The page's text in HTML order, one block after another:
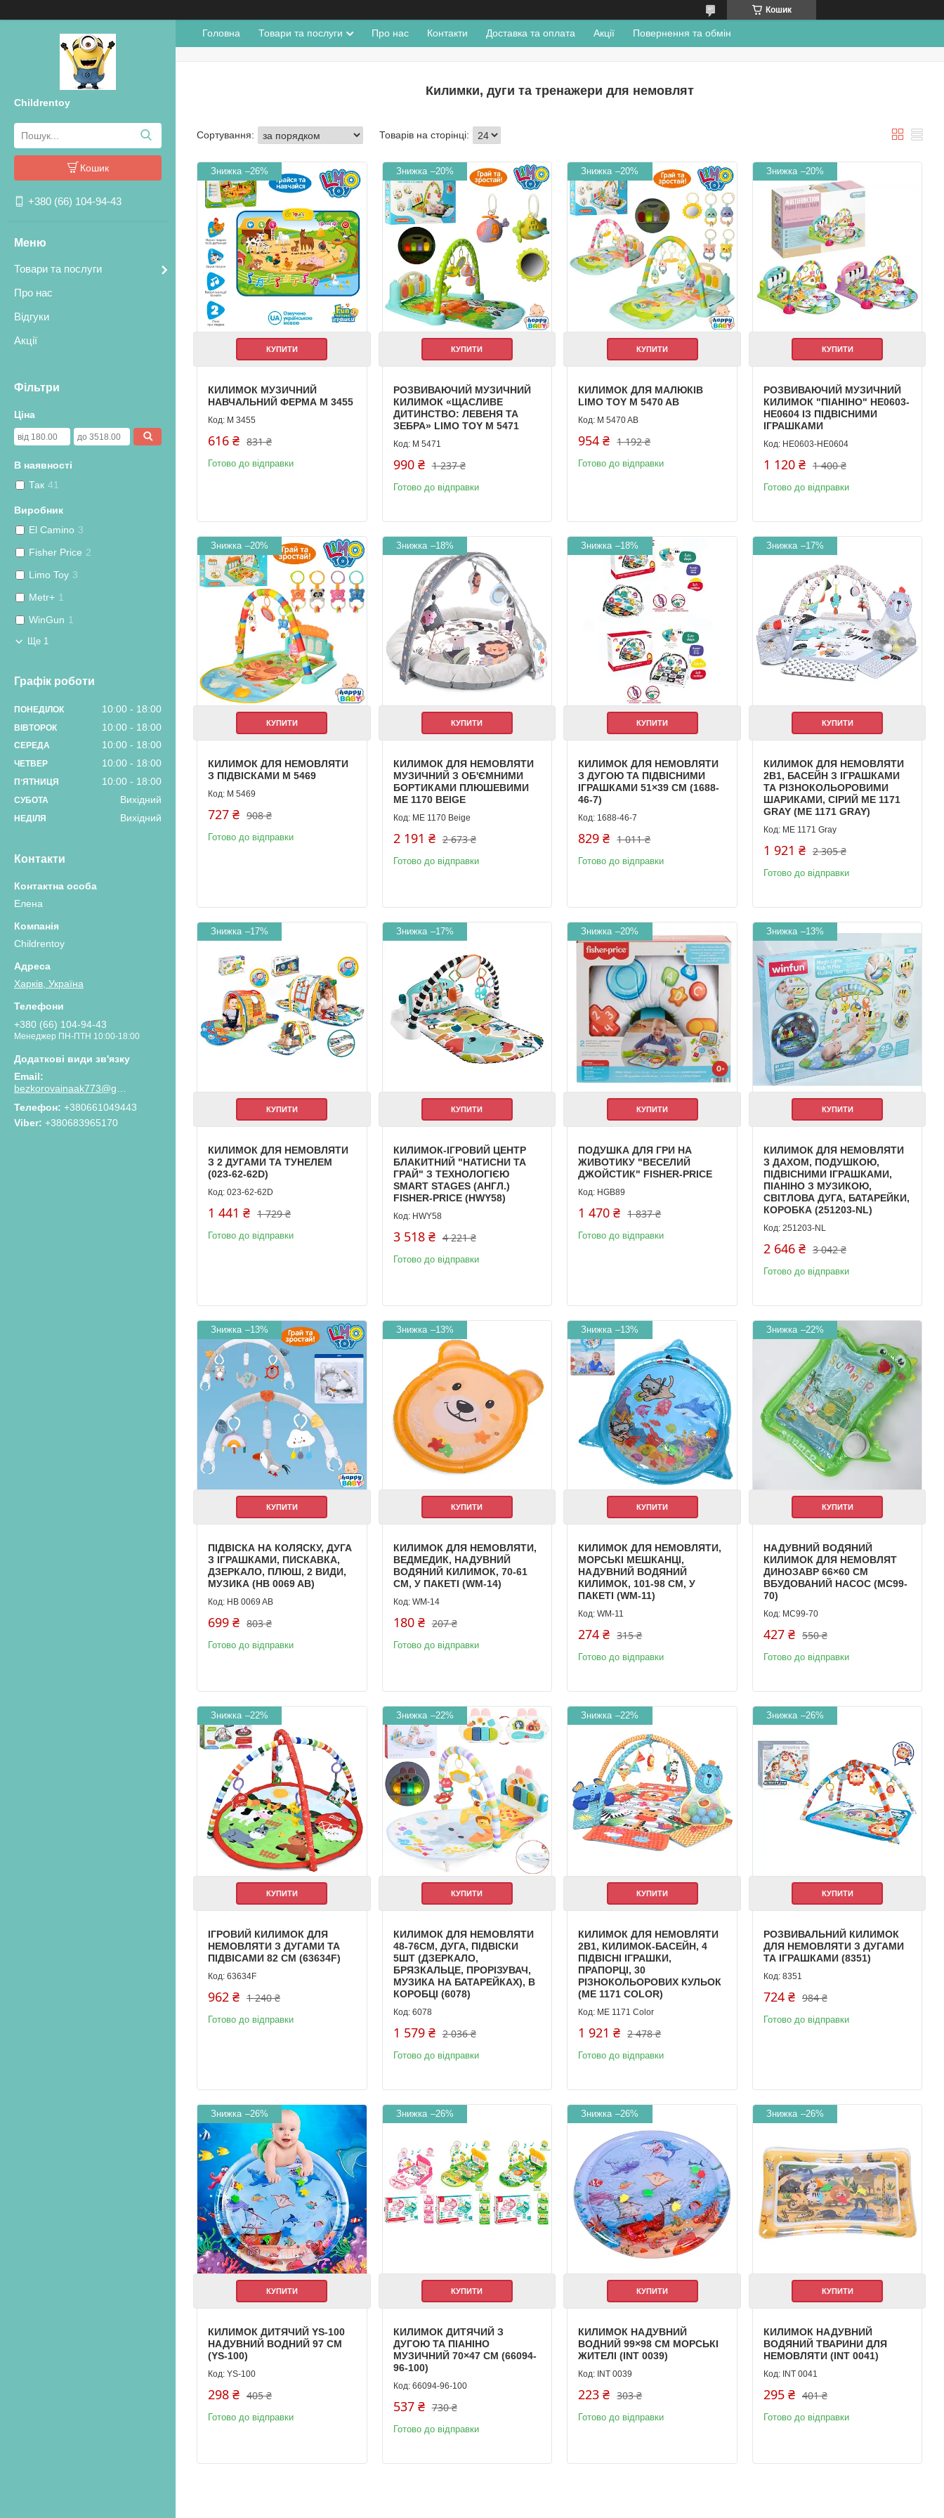
Кошик
Childrentoy
Кошик
+380 (66) 104-94-43
Товари та послуги
Про нас
Відгуки
Акції
Фільтри
Ціна
В наявності
Так 41
Виробник
El Camino 3
Fisher Price 2
Limo Toy 3
Metr+ 1
WinGun 1
Ще 1
Графік роботи
ПОНЕДІЛОК 10:00 18:00
ВІВТОРОК 10:00 18:00
СЕРЕДА 10:00 18:00
ЧЕТВЕР 10:00 18:00
ПʼЯТНИЦЯ 10:00 18:00
СУБОТА Вихідний
НЕДІЛЯ Вихідний
Контакти
Елена
Childrentoy
Харків, Україна
+380 (66) 104-94-43
Менеджер ПН-ПТН 10:00-18:00
bezkorovainaak773@gmail.com
Телефон +380661049443
Viber +380683965170
Головна Товари та послуги Про нас Контакти Доставка та оплата Акції Повернення та обмін
Килимки, дуги та тренажери для немовлят
–26%
КУПИТИ
КИЛИМОК МУЗИЧНИЙ
НАВЧАЛЬНИЙ ФЕРМА М 3455
M 3455
831 ₴
616 ₴
Готово до відправки
–20%
КУПИТИ
РОЗВИВАЮЧИЙ МУЗИЧНИЙ
КИЛИМОК «ЩАСЛИВЕ
ДИТИНСТВО: ЛЕВЕНЯ ТА
ЗЕБРА» LIMO TOY M 5471
M 5471
1 237 ₴
990 ₴
Готово до відправки
–20%
КУПИТИ
КИЛИМОК ДЛЯ МАЛЮКІВ
LIMO TOY M 5470 AB
M 5470 AB
1 192 ₴
954 ₴
Готово до відправки
–20%
КУПИТИ
РОЗВИВАЮЧИЙ МУЗИЧНИЙ
КИЛИМОК "ПІАНІНО" HE0603-
HE0604 ІЗ ПІДВІСНИМИ
ІГРАШКАМИ
HE0603-HE0604
1 400 ₴
1 120 ₴
Готово до відправки
–20%
КУПИТИ
КИЛИМОК ДЛЯ НЕМОВЛЯТИ
З ПІДВІСКАМИ М 5469
M 5469
908 ₴
727 ₴
Готово до відправки
–18%
КУПИТИ
КИЛИМОК ДЛЯ НЕМОВЛЯТИ
МУЗИЧНИЙ З ОБ'ЄМНИМИ
БОРТИКАМИ ПЛЮШЕВИМИ
ME 1170 BEIGE
ME 1170 Beige
2 673 ₴
2 191 ₴
Готово до відправки
–18%
КУПИТИ
КИЛИМОК ДЛЯ НЕМОВЛЯТИ
З ДУГОЮ ТА ПІДВІСНИМИ
ІГРАШКАМИ 51×39 СМ (1688-
46-7)
1688-46-7
1 011 ₴
829 ₴
Готово до відправки
–17%
КУПИТИ
КИЛИМОК ДЛЯ НЕМОВЛЯТИ
2В1, БАСЕЙН З ІГРАШКАМИ
ТА РІЗНОКОЛЬОРОВИМИ
ШАРИКАМИ, СІРИЙ ME 1171
GRAY (ME 1171 GRAY)
ME 1171 Gray
2 305 ₴
1 921 ₴
Готово до відправки
–17%
КУПИТИ
КИЛИМОК ДЛЯ НЕМОВЛЯТИ
З 2 ДУГАМИ ТА ТУНЕЛЕМ
(023-62-62D)
023-62-62D
1 729 ₴
1 441 ₴
Готово до відправки
–17%
КУПИТИ
КИЛИМОК-ІГРОВИЙ ЦЕНТР
БЛАКИТНИЙ "НАТИСНИ ТА
ГРАЙ" З ТЕХНОЛОГІЄЮ
SMART STAGES (АНГЛ.)
FISHER-PRICE (HWY58)
HWY58
4 221 ₴
3 518 ₴
Готово до відправки
–20%
КУПИТИ
ПОДУШКА ДЛЯ ГРИ НА
ЖИВОТИКУ "ВЕСЕЛИЙ
ДЖОЙСТИК" FISHER-PRICE
HGB89
1 837 ₴
1 470 ₴
Готово до відправки
–13%
КУПИТИ
КИЛИМОК ДЛЯ НЕМОВЛЯТИ
З ДАХОМ, ПОДУШКОЮ,
ПІДВІСНИМИ ІГРАШКАМИ,
ПІАНІНО З МУЗИКОЮ,
СВІТЛОВА ДУГА, БАТАРЕЙКИ,
КОРОБКА (251203-NL)
251203-NL
3 042 ₴
2 646 ₴
Готово до відправки
–13%
КУПИТИ
ПІДВІСКА НА КОЛЯСКУ, ДУГА
З ІГРАШКАМИ, ПИСКАВКА,
ДЗЕРКАЛО, ПЛЮШ, 2 ВИДИ,
МУЗИКА (HB 0069 AB)
HB 0069 AB
803 ₴
699 ₴
Готово до відправки
–13%
КУПИТИ
КИЛИМОК ДЛЯ НЕМОВЛЯТИ,
ВЕДМЕДИК, НАДУВНИЙ
ВОДЯНИЙ КИЛИМОК, 70-61
СМ, У ПАКЕТІ (WM-14)
WM-14
207 ₴
180 ₴
Готово до відправки
–13%
КУПИТИ
КИЛИМОК ДЛЯ НЕМОВЛЯТИ,
МОРСЬКІ МЕШКАНЦІ,
НАДУВНИЙ ВОДЯНИЙ
КИЛИМОК, 101-98 СМ, У
ПАКЕТІ (WM-11)
WM-11
315 ₴
274 ₴
Готово до відправки
–22%
КУПИТИ
НАДУВНИЙ ВОДЯНИЙ
КИЛИМОК ДЛЯ НЕМОВЛЯТ
ДИНОЗАВР 66×60 СМ
ВБУДОВАНИЙ НАСОС (MC99-
70)
MC99-70
550 ₴
427 ₴
Готово до відправки
–22%
КУПИТИ
ІГРОВИЙ КИЛИМОК ДЛЯ
НЕМОВЛЯТИ З ДУГАМИ ТА
ПІДВІСАМИ 82 СМ (63634F)
63634F
1 240 ₴
962 ₴
Готово до відправки
–22%
КУПИТИ
КИЛИМОК ДЛЯ НЕМОВЛЯТИ
48-76СМ, ДУГА, ПІДВІСКИ
5ШТ (ДЗЕРКАЛО,
БРЯЗКАЛЬЦЕ, ПРОРІЗУВАЧ,
МУЗИКА НА БАТАРЕЙКАХ), В
КОРОБЦІ (6078)
6078
2 036 ₴
1 579 ₴
Готово до відправки
–22%
КУПИТИ
КИЛИМОК ДЛЯ НЕМОВЛЯТИ
2В1, КИЛИМОК-БАСЕЙН, 4
ПІДВІСНІ ІГРАШКИ,
ПРАПОРЦІ, 30
РІЗНОКОЛЬОРОВИХ КУЛЬОК
(ME 1171 COLOR)
ME 1171 Color
2 478 ₴
1 921 ₴
Готово до відправки
–26%
КУПИТИ
РОЗВИВАЛЬНИЙ КИЛИМОК
ДЛЯ НЕМОВЛЯТИ З ДУГАМИ
ТА ІГРАШКАМИ (8351)
8351
984 ₴
724 ₴
Готово до відправки
–26%
КУПИТИ
КИЛИМОК ДИТЯЧИЙ YS-100
НАДУВНИЙ ВОДНИЙ 97 СМ
(YS-100)
YS-100
405 ₴
298 ₴
Готово до відправки
–26%
КУПИТИ
КИЛИМОК ДИТЯЧИЙ З
ДУГОЮ ТА ПІАНІНО
МУЗИЧНИЙ 70×47 СМ (66094-
96-100)
66094-96-100
730 ₴
537 ₴
Готово до відправки
–26%
КУПИТИ
КИЛИМОК НАДУВНИЙ
ВОДНИЙ 99×98 СМ МОРСЬКІ
ЖИТЕЛІ (INT 0039)
INT 0039
303 ₴
223 ₴
Готово до відправки
–26%
КУПИТИ
КИЛИМОК НАДУВНИЙ
ВОДЯНИЙ ТВАРИНИ ДЛЯ
НЕМОВЛЯТИ (INT 0041)
INT 0041
401 ₴
295 ₴
Готово до відправки